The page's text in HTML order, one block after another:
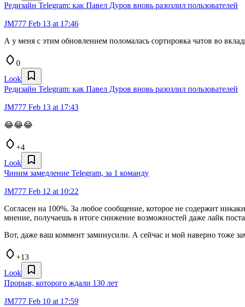
Редизайн Telegram: как Павел Дуров вновь разозлил пользователей
JM777 Feb 13 at 17:46
А у меня с этим обновлением поломалась сортировка чатов во
0
Look
Редизайн Telegram: как Павел Дуров вновь разозлил пользователей
JM777 Feb 13 at 17:43
😂😂😂
+4
Look
Чиним замедление Telegram, за 1 команду
JM777 Feb 12 at 10:22
Согласен на 100%. За любое сообщение, которое не содержит
мнение, получаешь в итоге снижение возможностей даже лайк
Вот, даже ваш коммент заминусили. А сейчас и мой наверно тоже
+13
Look
Прорыв, которого ждали 130 лет
JM777 Feb 10 at 17:59